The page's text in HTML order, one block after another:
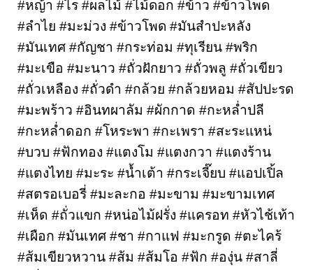
#หญ้า #ไร #ผลไม้ #ไม้ดอก #ข้าว #ข้าวโพด
#ลำไย #มะม่วง #ข้าวโพด #มันสำปะหลัง
#มันเทศ #กัญชา #กระท่อม #ทุเรียน #พริก
#มะเขือ #มะนาว #ถั่วฝักยาว #ถั่วพลู #ถั่วเขียว
#ถั่วเหลือง #ถั่วดำ #กล้วย #กล้วยหอม #สัปปะรด
#มะพร้าว #อินทผาลัม #ผักกาด #กะหล่ำปลี
#กะหล่ำดอก #โหระพา #กะเพรา #สะระแหน่
#บวบ #ฟักทอง #แตงโม #แตงกวา #แตงร้าน
#แตงไทย #มะระ #น้ำเต้า #กระเจี๊ยบ #แอปเปิ้ล
#สตรอเบอรี่ #มะละกอ #มะขาม #มะขามเทศ
#เห็ด #ถั่วแขก #หน่อไม้ฝรั่ง #แครอท #หัวไช้เท้า
#เผือก #มันเทศ #ชา #กาแฟ #มะกรูด #ตะไคร้
#ส้มเขียวหวาน #ส้ม #ส้มโอ #ฟัก #องุ่น #สาลี่